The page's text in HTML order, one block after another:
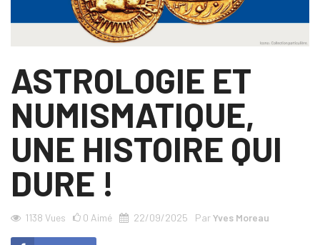
ASTROLOGIE ET
NUMISMATIQUE,
UNE HISTOIRE QUI
DURE !
1138 Vues 0 Aimé 22/09/2025 ParYves Moreau